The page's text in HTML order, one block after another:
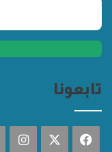
تابعونا
فيسبوك